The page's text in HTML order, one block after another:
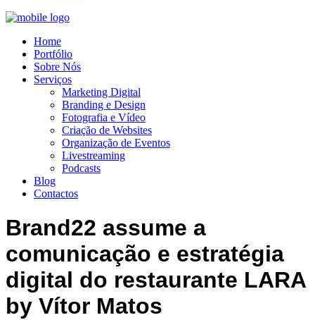
Home
Portfólio
Sobre Nós
Serviços
Marketing Digital
Branding e Design
Fotografia e Vídeo
Criação de Websites
Organização de Eventos
Livestreaming
Podcasts
Blog
Contactos
Brand22 assume a
comunicação e estratégia
digital do restaurante LARA
by Vítor Matos
18:27